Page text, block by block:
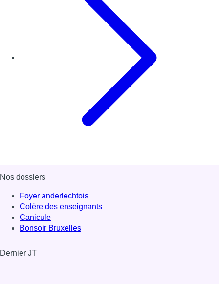
Nos dossiers
Foyer anderlechtois
Colère des enseignants
Canicule
Bonsoir Bruxelles
Dernier JT